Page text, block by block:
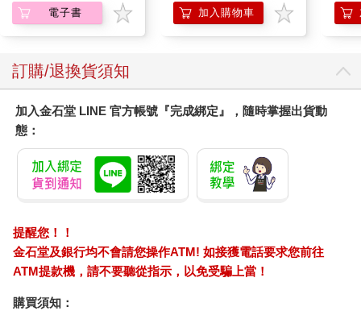
電子書 加入購物車
訂購/退換貨須知
加入金石堂 LINE 官方帳號『完成綁定』，隨時掌握出貨動
態：
提醒您！！
金石堂及銀行均不會請您操作ATM! 如接獲電話要求您前往
ATM提款機，請不要聽從指示，以免受騙上當！
購買須知：